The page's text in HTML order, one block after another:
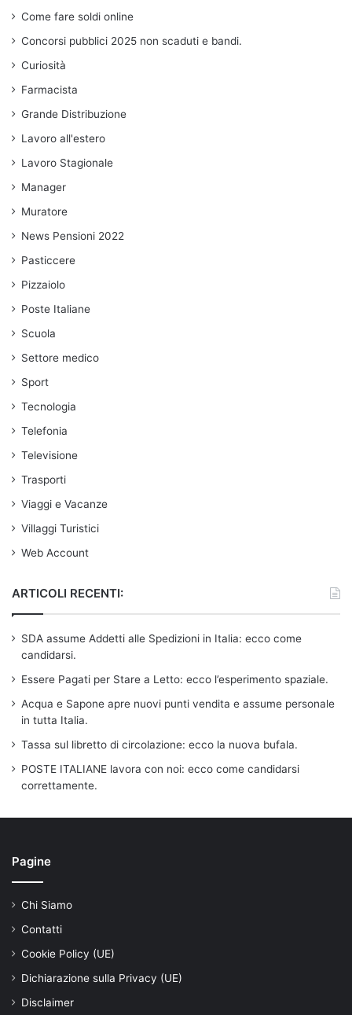
Come fare soldi online
Concorsi pubblici 2025 non scaduti e bandi.
Curiosità
Farmacista
Grande Distribuzione
Lavoro all'estero
Lavoro Stagionale
Manager
Muratore
News Pensioni 2022
Pasticcere
Pizzaiolo
Poste Italiane
Scuola
Settore medico
Sport
Tecnologia
Telefonia
Televisione
Trasporti
Viaggi e Vacanze
Villaggi Turistici
Web Account
ARTICOLI RECENTI:
SDA assume Addetti alle Spedizioni in Italia: ecco come
candidarsi.
Essere Pagati per Stare a Letto: ecco l’esperimento spaziale.
Acqua e Sapone apre nuovi punti vendita e assume personale
in tutta Italia.
Tassa sul libretto di circolazione: ecco la nuova bufala.
POSTE ITALIANE lavora con noi: ecco come candidarsi
correttamente.
Pagine
Chi Siamo
Contatti
Cookie Policy (UE)
Dichiarazione sulla Privacy (UE)
Disclaimer